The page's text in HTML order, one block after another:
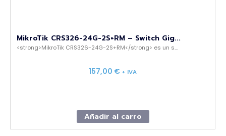
MikroTik CRS326-24G-2S+RM – Switch Gig...
<strong>MikroTik CRS326-24G-2S+RM</strong> es un s...
157,00 € + IVA
Añadir al carro